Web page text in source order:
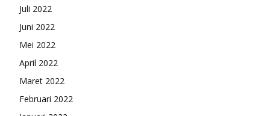
Juli 2022
Juni 2022
Mei 2022
April 2022
Maret 2022
Februari 2022